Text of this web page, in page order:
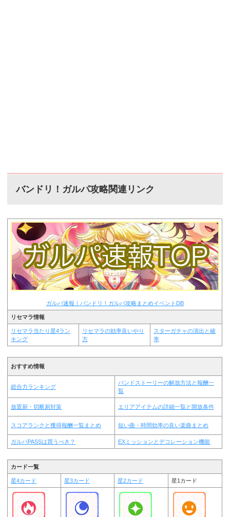
バンドリ！ガルパ攻略関連リンク
ガルパ速報｜バンドリ！ガルパ攻略まとめイベントDB
リセマラ情報
リセマラ当たり星4ラン
キング
リセマラの効率良いやり
方
スターガチャの演出と確
率
おすすめ情報
総合力ランキング
バンドストーリーの解放方法と報酬一
覧
放置厨・切断厨対策 エリアアイテムの詳細一覧と開放条件
スコアランクと獲得報酬一覧まとめ 短い曲・時間効率の良い楽曲まとめ
ガルパPASSは買うべき？ EXミッションとデコレーション機能
カード一覧
星4カード 星3カード 星2カード 星1カード